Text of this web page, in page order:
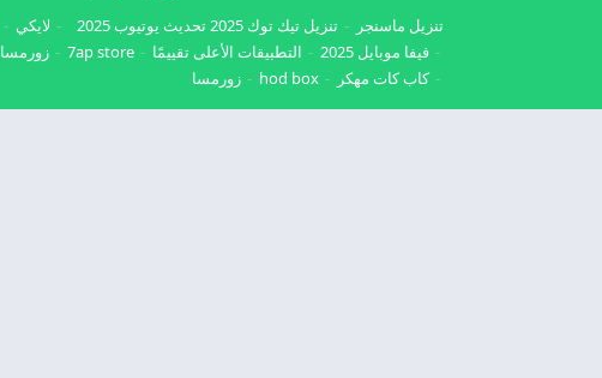
تنزيل ماسنجر تنزيل تيك توك 2025
تحديث يوتيوب 2025
لايكي
فيفا موبايل 2025
التطبيقات الأعلى تقييمًا 7ap store زورمسا
كاب كات مهكر
hod box زورمسا